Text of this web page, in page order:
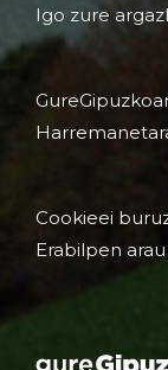
Igo zure
Cookieei
Erabilpen